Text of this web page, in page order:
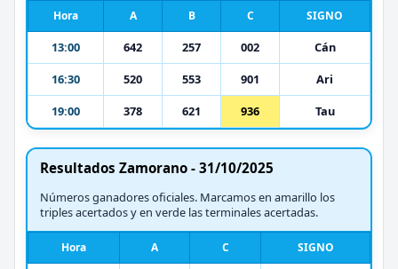
Hora A B C SIGNO
13:00 642 257 002
Cán
16:30
520 553 901
Ari
19:00
378 621 936 Tau
Resultados Zamorano - 31/10/2025
Números ganadores oficiales. Marcamos en amarillo los
triples acertados y en verde las terminales acertadas.
Hora A C SIGNO